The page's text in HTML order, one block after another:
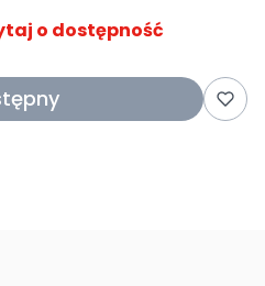
o dostępność